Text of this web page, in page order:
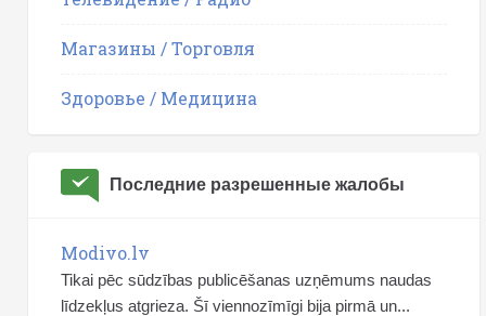
Магазины / Торговля
Здоровье / Медицина
Последние разрешенные жалобы
Modivo.lv
Tikai pēc sūdzības publicēšanas uzņēmums naudas
līdzekļus atgrieza. Šī viennozīmīgi bija pirmā un...